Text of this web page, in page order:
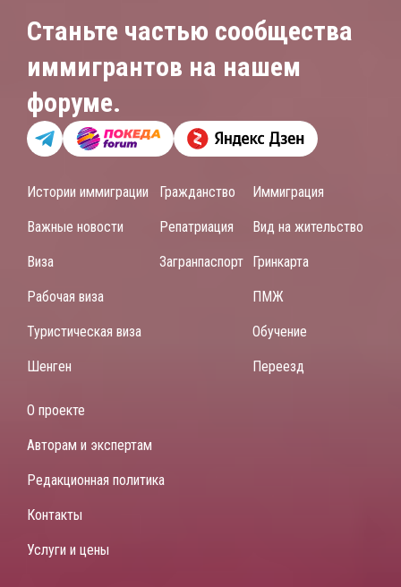
Станьте частью сообщества
иммигрантов на нашем
форуме.
Истории иммиграции
Важные новости
Виза
Рабочая виза
Туристическая виза
Шенген
Гражданство
Репатриация
Загранпаспорт
Иммиграция
Вид на жительство
Гринкарта
ПМЖ
Обучение
Переезд
О проекте
Авторам и экспертам
Редакционная политика
Контакты
Услуги и цены